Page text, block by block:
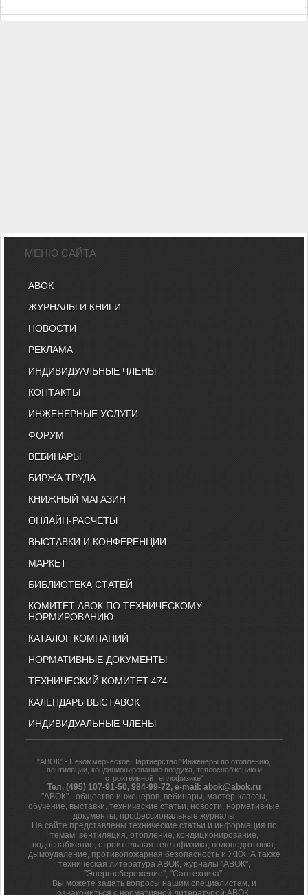
МЕНЮ САЙТА
АВОК
ЖУРНАЛЫ И КНИГИ
НОВОСТИ
РЕКЛАМА
ИНДИВИДУАЛЬНЫЕ ЧЛЕНЫ
КОНТАКТЫ
ИНЖЕНЕРНЫЕ УСЛУГИ
ФОРУМ
ВЕБИНАРЫ
БИРЖА ТРУДА
КНИЖНЫЙ МАГАЗИН
ОНЛАЙН-РАСЧЕТЫ
ВЫСТАВКИ И КОНФЕРЕНЦИИ
МАРКЕТ
БИБЛИОТЕКА СТАТЕЙ
КОМИТЕТ АВОК ПО ТЕХНИЧЕСКОМУ
НОРМИРОВАНИЮ
КАТАЛОГ КОМПАНИЙ
НОРМАТИВНЫЕ ДОКУМЕНТЫ
ТЕХНИЧЕСКИЙ КОМИТЕТ 474
КАЛЕНДАРЬ ВЫСТАВОК
ИНДИВИДУАЛЬНЫЕ ЧЛЕНЫ
"АВОК" - Некоммерческое Партнерство "Инженеры по отоплению,
вентиляции, кондиционированию воздуха, теплоснабжению и
строительной теплофизике"
Тел. (495) 107-91-50, 984-99-72, e-mail: abok@abok.ru
"АВОК" - общество инженеров, вебинары, мастер-классы,
обучение, выставки, технические статьи, новости, нормативные
документы, профессиональные журналы
На сайте представлены технические статьи и информация по
темам: вентиляция, отопление, кондиционирование,
водоснабжение, строительная теплофизика, водоподготовка,
дымоудаление, противопожарная безопасность и ЖКХ. А также
техническая литература АВОК, журналы "АВОК",
"Энергосбережение", "Сантехника".
Вы можете задать вопросы нашим специалистам, и
ознакомиться с нормативной литературой АВОК.